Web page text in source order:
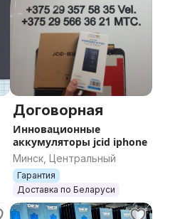
Договорная
Инновационные
аккумуляторы jcid iphone
Минск, Центральный
Гарантия
Доставка по Беларуси